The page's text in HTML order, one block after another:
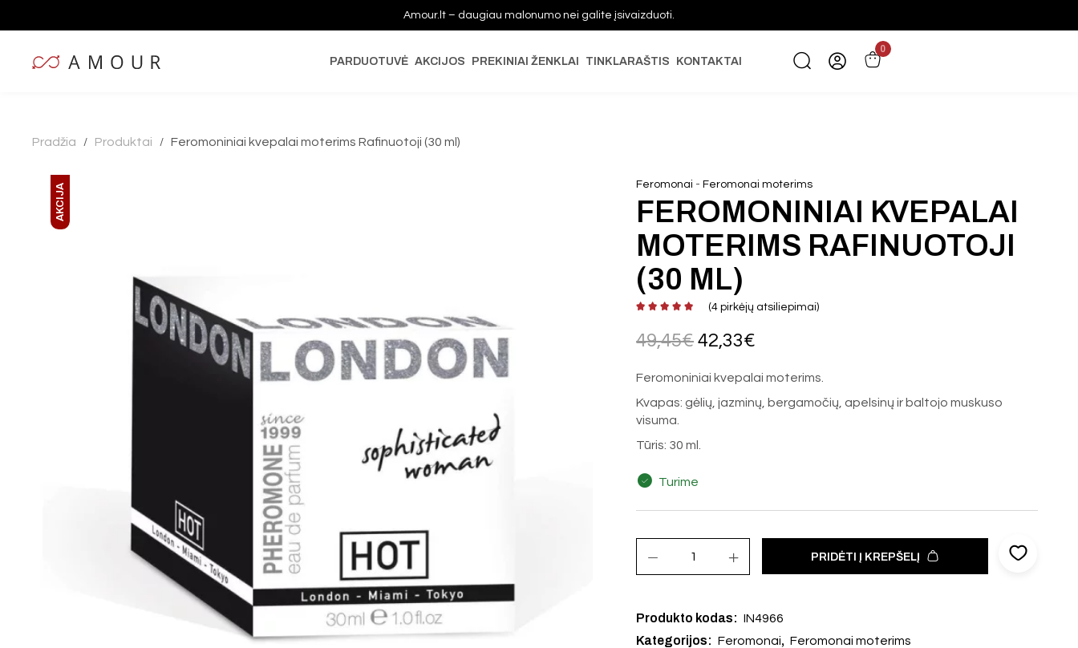
Amour.lt – daugiau malonumo nei galite įsivaizduoti.
PARDUOTUVĖ AKCIJOS PREKINIAI ŽENKLAI TINKLARAŠTIS KONTAKTAI
0
Pradžia / Produktai / Feromoniniai kvepalai moterims Rafinuotoji (30 ml)
AKCIJA Feromonai -Feromonai moterims
FEROMONINIAI KVEPALAI
MOTERIMS RAFINUOTOJI
(30 ML)
(4 pirkėjų atsiliepimai)
49,45€ 42,33€
Feromoniniai kvepalai moterims.
Kvapas: gėlių, jazminų, bergamočių, apelsinų ir baltojo muskuso
visuma.
Tūris: 30 ml.
Turime
PRIDĖTI Į KREPŠELĮ
Produkto kodas: IN4966
Kategorijos: Feromonai, Feromonai moterims